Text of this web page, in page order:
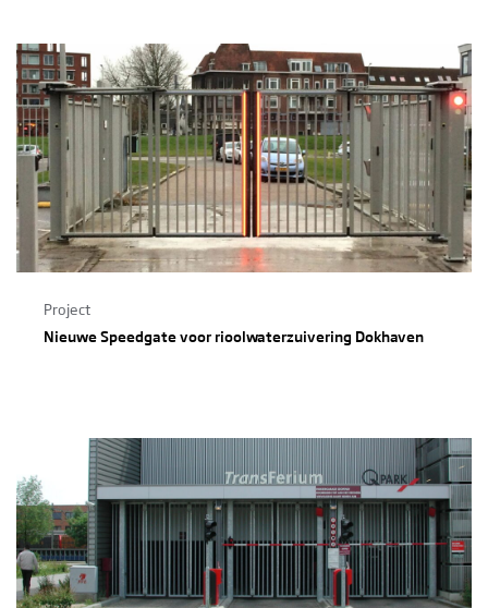
Project
Nieuwe Speedgate voor rioolwaterzuivering Dokhaven